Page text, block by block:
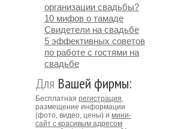
организации свадьбы?
10 мифов о тамаде
Свидетели на свадьбе
5 эффективных советов
по работе с гостями на
свадьбе
Для Вашей фирмы:
Бесплатная регистрация,
размещение информации
(фото, видео, цены) и мини-
сайт с красивым адресом